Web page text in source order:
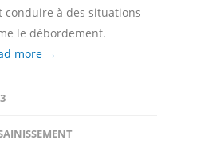
conduire à des situations
le débordement.
more →